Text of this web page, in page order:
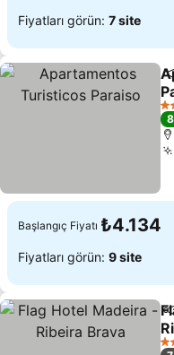
Fiyatları görün: 7 site
3
Başlangıç Fiyatı ₺4.134
Fiyatları görün: 9 site
3